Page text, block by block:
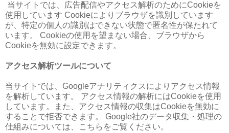
当サイトでは、広告配信やアクセス解析のためにCookieを
使用しています Cookieによりブラウザを識別しています
が、特定の個人の識別はできない状態で匿名性が保たれて
います。 Cookieの使用を望まない場合、ブラウザから
Cookieを無効に設定できます。
アクセス解析ツールについて
当サイトでは、Googleアナリティクスによりアクセス情報
を解析しています。 アクセス情報の解析にはCookieを使用
しています。また、アクセス情報の収集はCookieを無効に
することで拒否できます。 Google社のデータ収集・処理の
仕組みについては、こちらをご覧ください。